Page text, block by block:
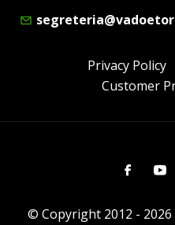
Privacy Policy
Customer
Facebook
© Copyright 2012 -